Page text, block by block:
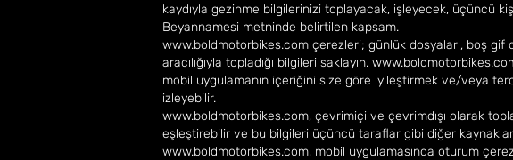
kaydıyla gezinme bilgilerinizi toplayacak, işleyecek, üçüncü
Beyannamesi metninde belirtilen kapsam.
www.boldmotorbikes.com çerezleri; günlük dosyaları, boş
aracılığıyla topladığı bilgileri saklayın.
mobil uygulamanın içeriğini size göre iyileştirmek ve/veya
izleyebilir.
www.boldmotorbikes.com, çevrimiçi ve çevrimdışı olarak
eşleştirebilir ve bu bilgileri üçüncü taraflar gibi diğer
www.boldmotorbikes.com, mobil uygulamasında oturum